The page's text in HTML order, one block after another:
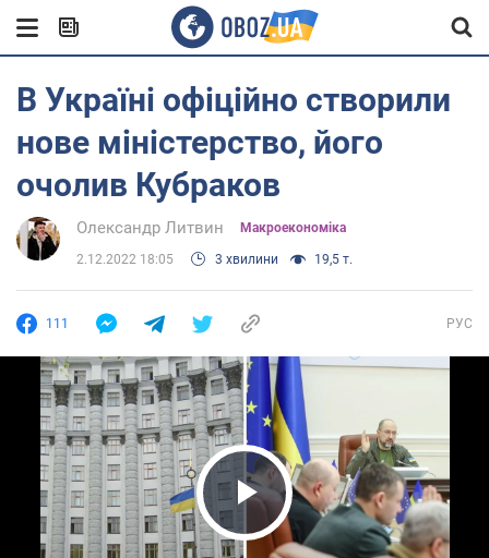
В Україні офіційно створили
нове міністерство, його
очолив Кубраков
Олександр Литвин Mакроекономіка
2.12.2022 18:05 3 хвилини 19,5 т.
111 РУС
Play Video